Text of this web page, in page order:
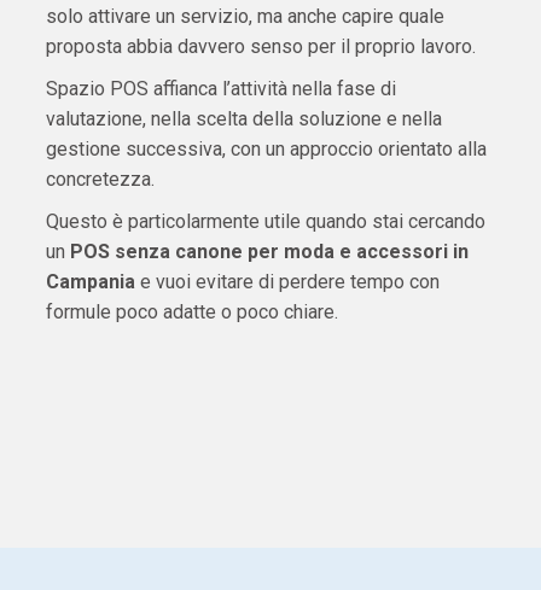
solo attivare un servizio, ma anche capire quale
proposta abbia davvero senso per il proprio lavoro.
Spazio POS affianca l’attività nella fase di
valutazione, nella scelta della soluzione e nella
gestione successiva, con un approccio orientato alla
concretezza.
Questo è particolarmente utile quando stai cercando
un POS senza canone per moda e accessori in
Campaniae vuoi evitare di perdere tempo con
formule poco adatte o poco chiare.